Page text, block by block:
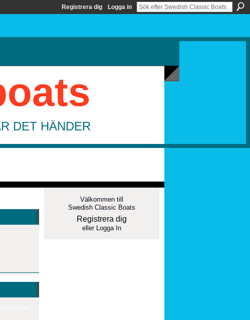
Registrera dig Logga in
DET HÄNDER
Välkommen till
Swedish Classic Boats
Registrera dig
eller Logga In